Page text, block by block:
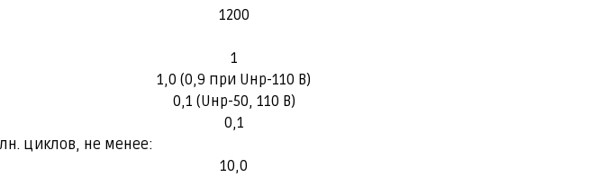
1200
1
1,0 (0,9 при Uнр-110 В)
0,1 (Uнр-50, 110 В)
0,1
циклов, не менее:
10,0